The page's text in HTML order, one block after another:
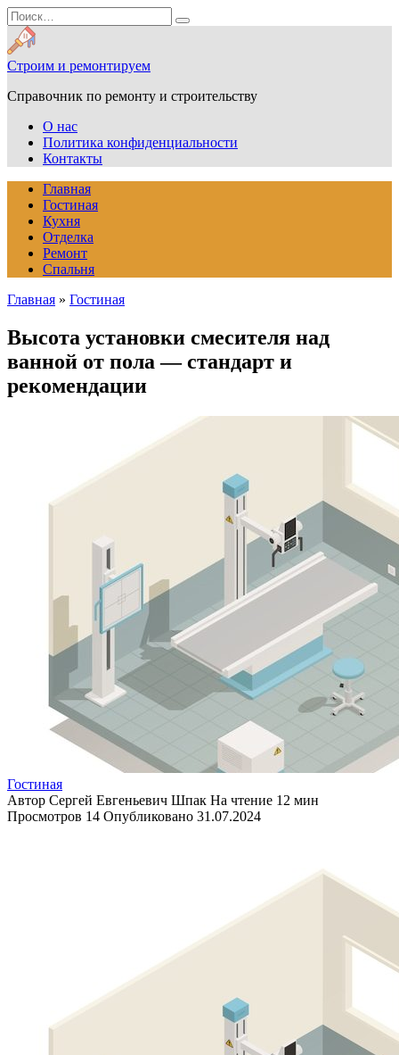
Перейти
к
содержанию
Search
for:
Строим и ремонтируем
Справочник по ремонту и строительству
О нас
Политика конфиденциальности
Контакты
Главная
Гостиная
Кухня
Отделка
Ремонт
Спальня
Главная » Гостиная
Высота установки смесителя над
ванной от пола — стандарт и
рекомендации
Гостиная
Автор Сергей Евгеньевич Шпак На чтение 12 мин
Просмотров 14 Опубликовано 31.07.2024